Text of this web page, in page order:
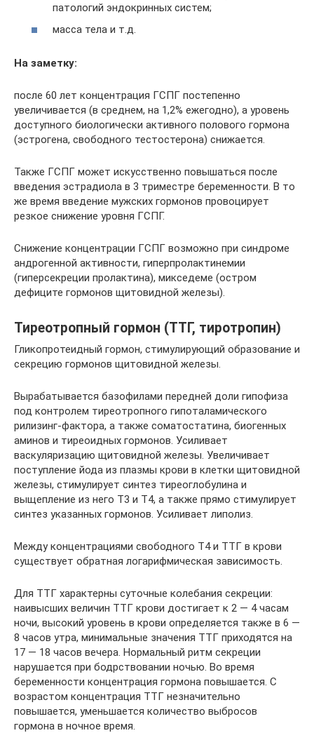
патологий эндокринных систем;
масса тела и т.д.
На заметку:
после 60 лет концентрация ГСПГ постепенно
увеличивается (в среднем, на 1,2% ежегодно), а уровень
доступного биологически активного полового гормона
(эстрогена, свободного тестостерона) снижается.
Также ГСПГ может искусственно повышаться после
введения эстрадиола в 3 триместре беременности. В то
же время введение мужских гормонов провоцирует
резкое снижение уровня ГСПГ.
Снижение концентрации ГСПГ возможно при синдроме
андрогенной активности, гиперпролактинемии
(гиперсекреции пролактина), микседеме (остром
дефиците гормонов щитовидной железы).
Тиреотропный гормон (ТТГ, тиротропин)
Гликопротеидный гормон, стимулирующий образование и
секрецию гормонов щитовидной железы.
Вырабатывается базофилами передней доли гипофиза
под контролем тиреотропного гипоталамического
рилизинг-фактора, а также соматостатина, биогенных
аминов и тиреоидных гормонов. Усиливает
васкуляризацию щитовидной железы. Увеличивает
поступление йода из плазмы крови в клетки щитовидной
железы, стимулирует синтез тиреоглобулина и
выщепление из него Т3 и Т4, а также прямо стимулирует
синтез указанных гормонов. Усиливает липолиз.
Между концентрациями свободного Т4 и ТТГ в крови
существует обратная логарифмическая зависимость.
Для ТТГ характерны суточные колебания секреции:
наивысших величин ТТГ крови достигает к 2 — 4 часам
ночи, высокий уровень в крови определяется также в 6 —
8 часов утра, минимальные значения ТТГ приходятся на
17 — 18 часов вечера. Нормальный ритм секреции
нарушается при бодрствовании ночью. Во время
беременности концентрация гормона повышается. С
возрастом концентрация ТТГ незначительно
повышается, уменьшается количество выбросов
гормона в ночное время.